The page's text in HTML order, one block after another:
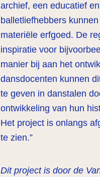
archief, een educatief
balletliefhebbers
materiële erfgoed. De
inspiratie voor
manier bij aan het
dansdocenten kunnen
te geven in danstalen
ontwikkeling van hun
Het project is onlangs
te zien.”
Dit project is door de